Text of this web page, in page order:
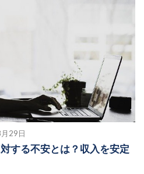
29日
する不安とは？収入を安定